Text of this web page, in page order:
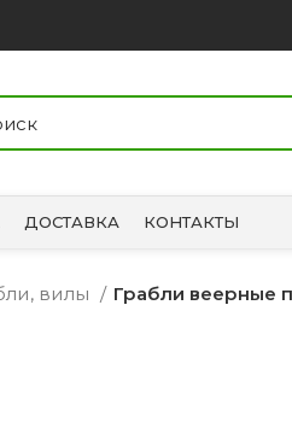
ДОСТАВКА КОНТАКТЫ
вилы Грабли веерные